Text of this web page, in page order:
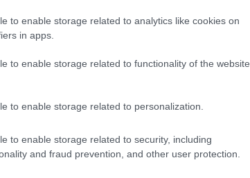
to enable storage related to analytics like cookies on
in apps.
to enable storage related to functionality of the website
to enable storage related to personalization.
to enable storage related to security, including
and fraud prevention, and other user protection.
jönnek sorban: